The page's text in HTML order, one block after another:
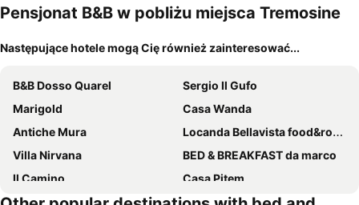
m
Pensjonat B&B w pobliżu miejsca Tremosine
Następujące hotele mogą Cię również zainteresować...
B&B Dosso Quarel
Sergio Il Gufo
Marigold
Casa Wanda
Antiche Mura
Locanda Bellavista food&rooms
Villa Nirvana
BED & BREAKFAST da marco
Il Camino
Casa Pitem
Villa Marina
Oliveto B&B